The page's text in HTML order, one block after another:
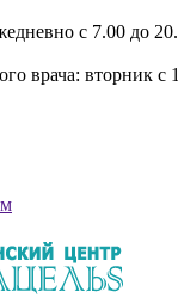
с 7.00 до
врача: вторник с